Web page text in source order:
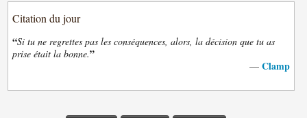
Citation du jour
“Si tu ne regrettes pas les conséquences, alors, la décision que tu as
prise était la bonne.”
— Clamp